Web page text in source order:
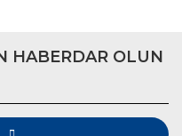
HABERDAR OLUN